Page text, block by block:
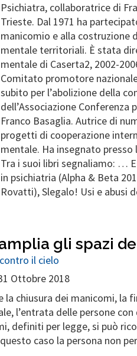
Psichiatra, collaboratrice di
Trieste. Dal 1971 ha
manicomio e alla costruzione
mentale territoriali. È stata
mentale di Caserta2, 2002-
Comitato promotore
subito per l’abolizione della
dell’Associazione
Franco Basaglia. Autrice di
progetti di cooperazione
mentale. Ha insegnato
Tra i suoi libri segnaliamo: …
in psichiatria (Alpha & Beta
Rovatti), Slegalo! Usi e abusi
gli spazi
il cielo
Ottobre 2018
la chiusura dei manicomi, la
l’entrata delle persone
definiti per legge, si può
caso la persona non